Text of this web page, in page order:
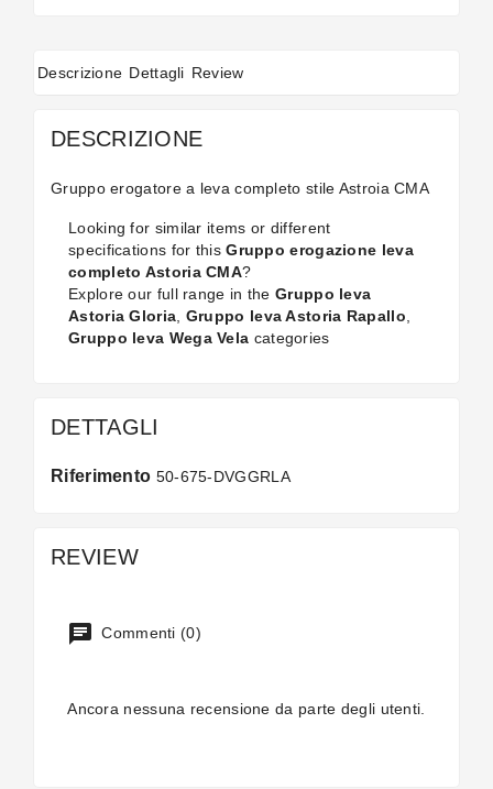
Descrizione Dettagli Review
DESCRIZIONE
Gruppo erogatore a leva completo stile Astroia CMA
Looking for similar items or different
specifications for thisGruppo erogazione leva
completo Astoria CMA?
Explore our full range in the Gruppo leva
Astoria Gloria Gruppo leva Astoria Rapallo
Gruppo leva Wega Vela categories
DETTAGLI
Riferimento 50-675-DVGGRLA
REVIEW
Commenti (0)
Ancora nessuna recensione da parte degli utenti.